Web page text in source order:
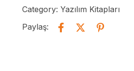
Category: Yazılım Kitapları
Paylaş: